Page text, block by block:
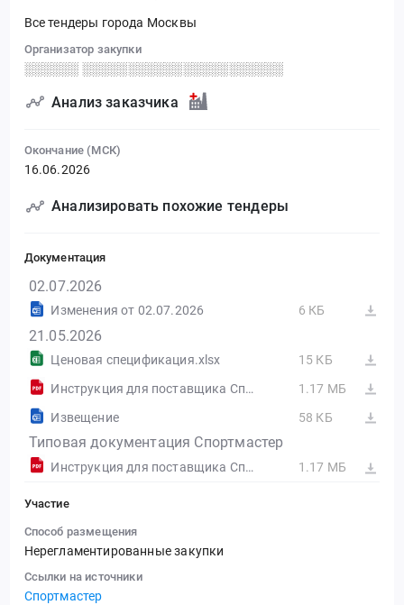
Все тендеры города Москвы
Организатор закупки
░░░░░░ ░░░░░░░░░░░░░░░░░░░░░░
Анализ заказчика
Окончание (МСК)
16.06.2026
Анализировать похожие тендеры
Документация
02.07.2026
Изменения от 02.07.2026 6 КБ
21.05.2026
Ценовая спецификация.xlsx
15 КБ
Инструкция для поставщика Спортмастер.pdf
1.17 МБ
Извещение
58 КБ
Типовая документация Спортмастер
Инструкция для поставщика Спортмастер 1.17 МБ
Участие
Способ размещения
Нерегламентированные закупки
Ссылки на источники
Спортмастер